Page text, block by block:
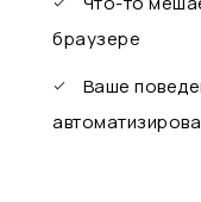
браузере
Ваше